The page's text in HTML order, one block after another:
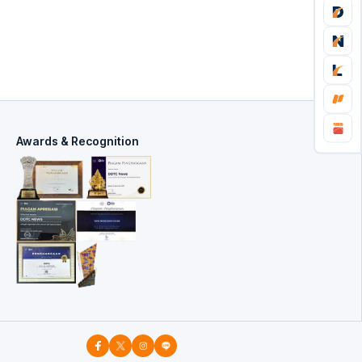
Awards & Recognition